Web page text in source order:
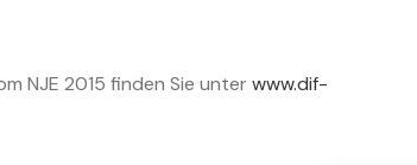
NJE 2015 finden Sie unterwww.dif-